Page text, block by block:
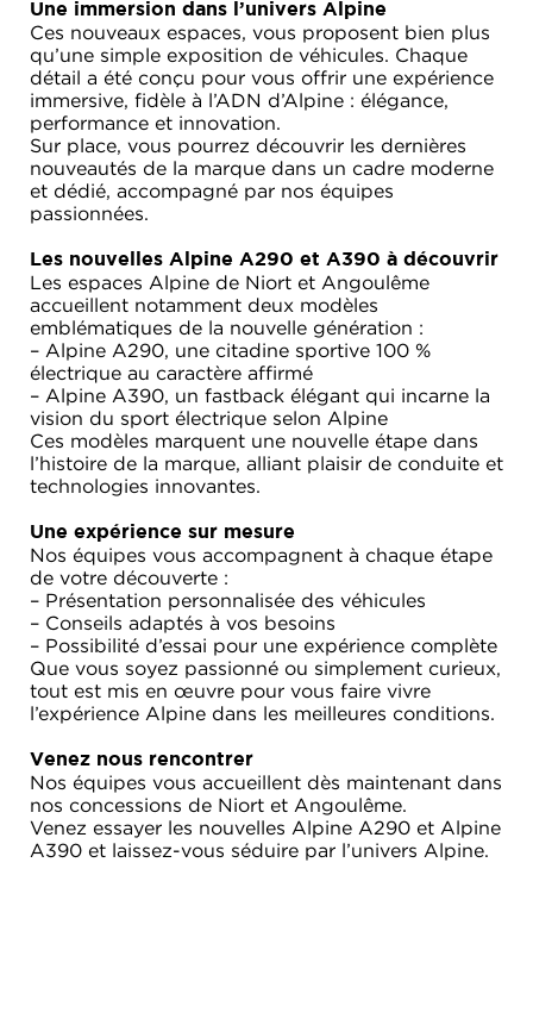
Une immersion dans l’univers Alpine
Ces nouveaux espaces, vous proposent bien plus
qu’une simple exposition de véhicules. Chaque
détail a été conçu pour vous offrir une expérience
immersive, fidèle à l’ADN d’Alpine : élégance,
performance et innovation.
Sur place, vous pourrez découvrir les dernières
nouveautés de la marque dans un cadre moderne
et dédié, accompagné par nos équipes
passionnées.
Les nouvelles Alpine A290 et A390 à découvrir
Les espaces Alpine de Niort et Angoulême
accueillent notamment deux modèles
emblématiques de la nouvelle génération :
– Alpine A290, une citadine sportive 100 %
électrique au caractère affirmé
– Alpine A390, un fastback élégant qui incarne la
vision du sport électrique selon Alpine
Ces modèles marquent une nouvelle étape dans
l’histoire de la marque, alliant plaisir de conduite et
technologies innovantes.
Une expérience sur mesure
Nos équipes vous accompagnent à chaque étape
de votre découverte :
– Présentation personnalisée des véhicules
– Conseils adaptés à vos besoins
– Possibilité d’essai pour une expérience complète
Que vous soyez passionné ou simplement curieux,
tout est mis en œuvre pour vous faire vivre
l’expérience Alpine dans les meilleures conditions.
Venez nous rencontrer
Nos équipes vous accueillent dès maintenant dans
nos concessions de Niort et Angoulême.
Venez essayer les nouvelles Alpine A290 et Alpine
A390 et laissez-vous séduire par l’univers Alpine.